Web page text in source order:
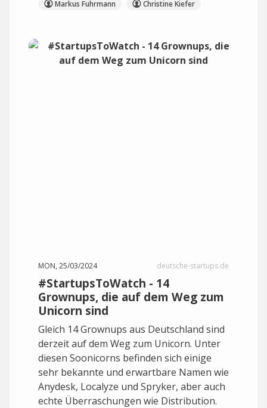
Markus Fuhrmann
Christine Kiefer
MON, 25/03/2024 deutsche-startups.de
#StartupsToWatch - 14
Grownups, die auf dem Weg zum
Unicorn sind
Gleich 14 Grownups aus Deutschland sind
derzeit auf dem Weg zum Unicorn. Unter
diesen Soonicorns befinden sich einige
sehr bekannte und erwartbare Namen wie
Anydesk, Localyze und Spryker, aber auch
echte Überraschungen wie Distribution.